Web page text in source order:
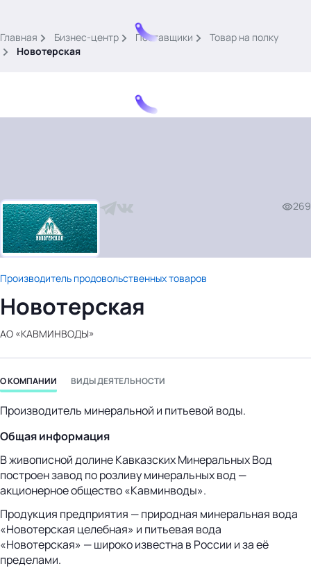
картина дня
темы
новости
материалы
события
бизнес-центр
Главная Бизнес-центр Поставщики
Товар на полку
Новотерская
269
Производитель продовольственных товаров
Новотерская
АО «КАВМИНВОДЫ»
О КОМПАНИИ ВИДЫ ДЕЯТЕЛЬНОСТИ
Производитель минеральной и питьевой воды.
Общая информация
В живописной долине Кавказских Минеральных Вод
построен завод по розливу минеральных вод —
акционерное общество «Кавминводы».
Продукция предприятия — природная минеральная вода
«Новотерская целебная» и питьевая вода
«Новотерская» — широко известна в России и за её
пределами.